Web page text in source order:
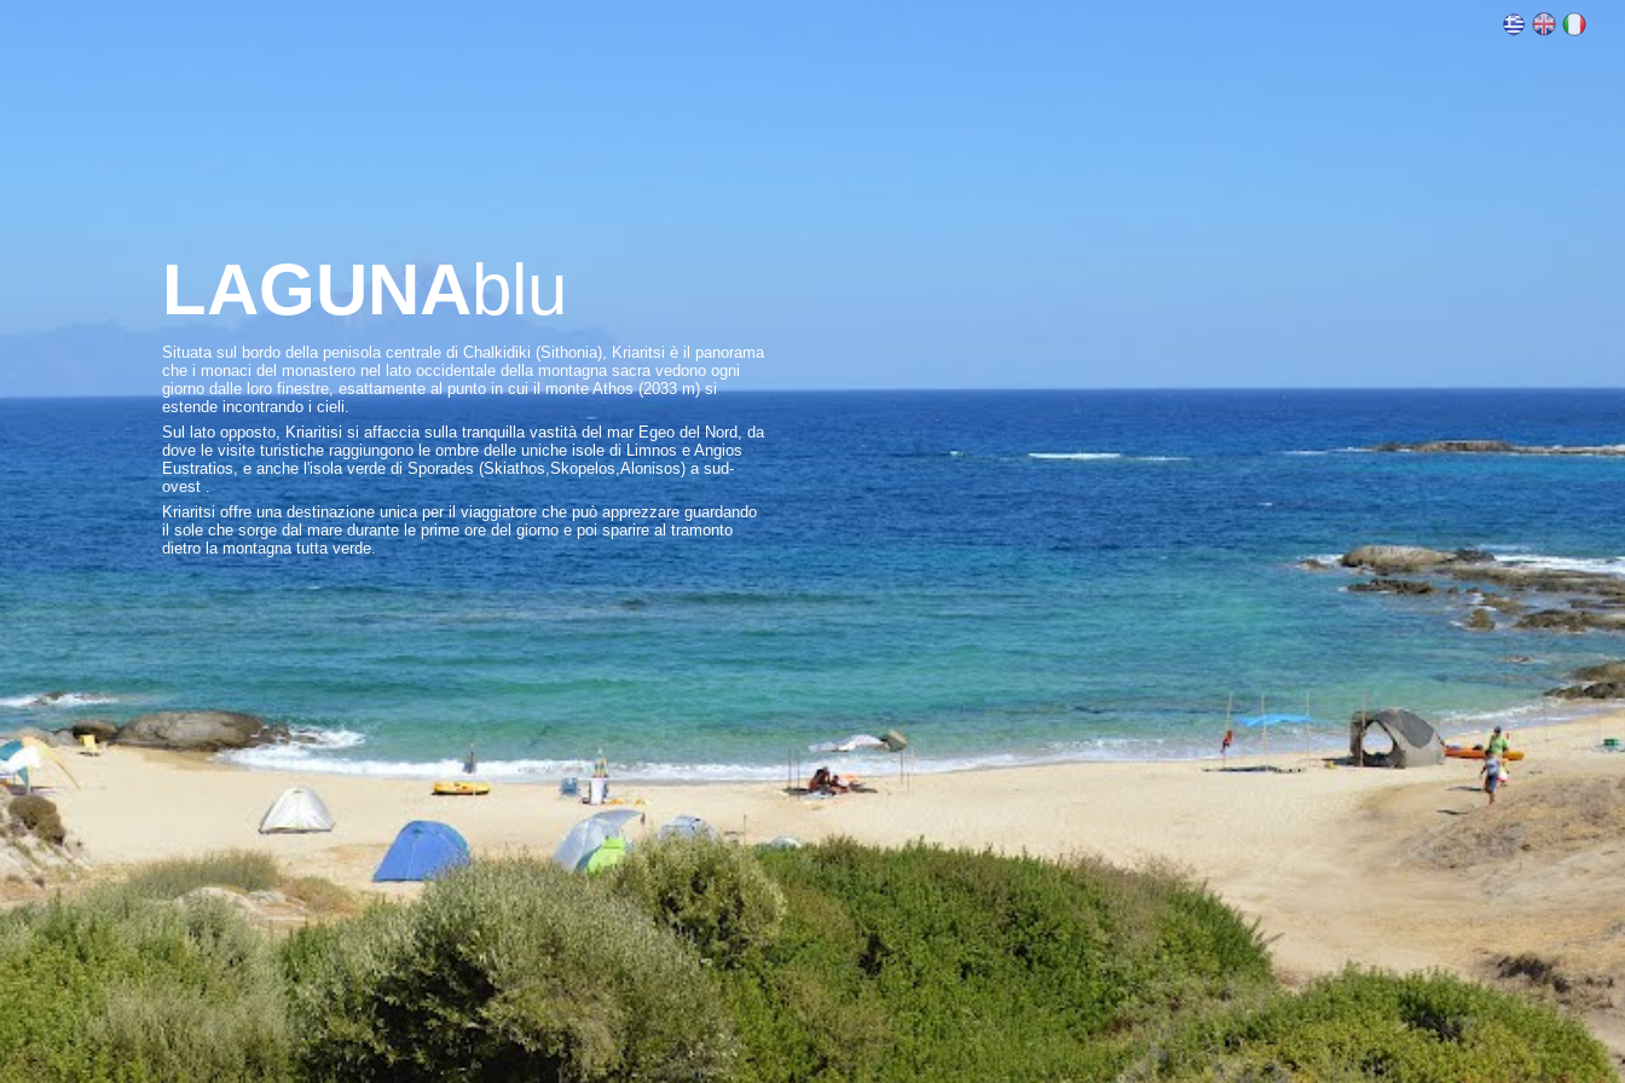
LAGUNAblu
Situata sul bordo della penisola centrale di Chalkidiki (Sithonia), Kriaritsi è il panorama
che i monaci del monastero nel lato occidentale della montagna sacra vedono ogni
giorno dalle loro finestre, esattamente al punto in cui il monte Athos (2033 m) si
estende incontrando i cieli.
Sul lato opposto, Kriaritisi si affaccia sulla tranquilla vastità del mar Egeo del Nord, da
dove le visite turistiche raggiungono le ombre delle uniche isole di Limnos e Angios
Eustratios, e anche l'isola verde di Sporades (Skiathos,Skopelos,Alonisos) a sud-
ovest .
Kriaritsi offre una destinazione unica per il viaggiatore che può apprezzare guardando
il sole che sorge dal mare durante le prime ore del giorno e poi sparire al tramonto
dietro la montagna tutta verde.